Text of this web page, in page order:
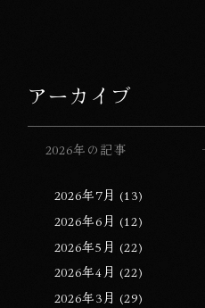
アーカイブ
2026年の記事
2026年7月 (13)
2026年6月 (12)
2026年5月 (22)
2026年4月 (22)
2026年3月 (29)